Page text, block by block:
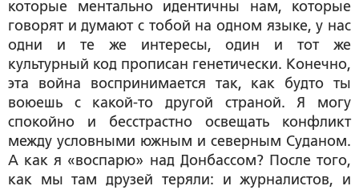
которые ментально идентичны нам, которые
говорят и думают с тобой на одном языке, у нас
одни и те же интересы, один и тот же
культурный код прописан генетически. Конечно,
эта война воспринимается так, как будто ты
воюешь с какой-то другой страной. Я могу
спокойно и бесстрастно освещать конфликт
между условными южным и северным Суданом.
А как я «воспарю» над Донбассом? После того,
как мы там друзей теряли: и журналистов, и